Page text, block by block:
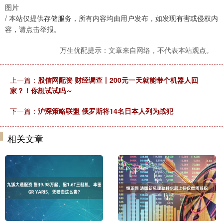
图片
/ 本站仅提供存储服务，所有内容均由用户发布，如发现有害或侵权内
容，请点击举报。
万生优配提示：文章来自网络，不代表本站观点。
上一篇： 股信网配资 财经调查丨200元一天就能带个机器人回
家？！你想试试吗～
下一篇： 沪深策略联盟 俄罗斯将14名日本人列为战犯
相关文章